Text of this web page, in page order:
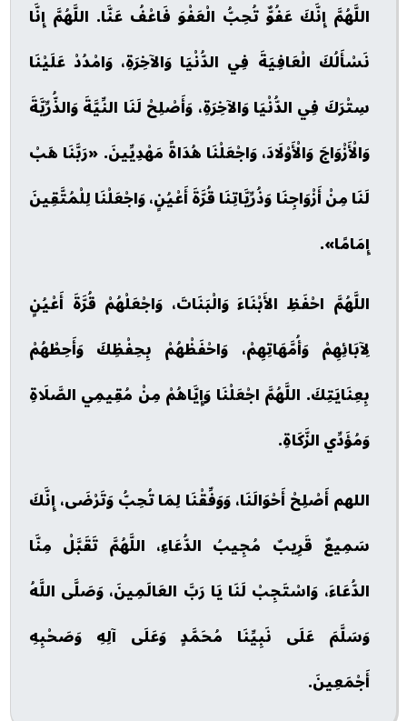
اللَّهُمَّ إِنَّكَ عَفُوٌّ تُحِبُّ الْعَفْوَ فَاعْفُ عَنَّا. اللَّهُمَّ إِنَّا
نَسْأَلُكَ الْعَافِيَةَ فِي الدُّنْيَا وَالآخِرَةِ، وَامْدُدْ عَلَيْنَا
سِتْرَكَ فِي الدُّنْيَا وَالآخِرَةِ، وَأَصْلِحْ لَنَا النِّيَّةَ وَالذُّرِّيَّةَ
وَالْأَزْوَاجَ وَالْأَوْلَادَ، وَاجْعَلْنَا هُدَاةً مَهْدِيِّينَ. «رَبَّنَا هَبْ
لَنَا مِنْ أَزْوَاجِنَا وَذُرِّيَّاتِنَا قُرَّةَ أَعْيُنٍ، وَاجْعَلْنَا لِلْمُتَّقِينَ
إِمَامًا».
اللَّهُمَّ احْفَظِ الأَبْنَاءَ وَالْبَنَاتَ، وَاجْعَلْهُمْ قُرَّةَ أَعْيُنٍ
لِآبَائِهِمْ وَأُمَّهَاتِهِمْ، وَاحْفَظْهُمْ بِحِفْظِكَ وَأَحِطْهُمْ
بِعِنَايَتِكَ. اللَّهُمَّ اجْعَلْنَا وَإِيَّاهُمْ مِنْ مُقِيمِي الصَّلَاةِ
وَمُؤَدِّي الزَّكَاةِ.
اللهم أَصْلِحْ أَحْوَالَنَا، وَوَفِّقْنَا لِمَا تُحِبُّ وَتَرْضَى، إِنَّكَ
سَمِيعٌ قَرِيبٌ مُجِيبُ الدُّعَاءِ، اللَّهُمَّ تَقَبَّلْ مِنَّا
الدُّعَاءَ، وَاسْتَجِبْ لَنَا يَا رَبَّ العَالَمِينَ، وَصَلَّى اللَّهُ
وَسَلَّمَ عَلَى نَبِيِّنَا مُحَمَّدٍ وَعَلَى آلِهِ وَصَحْبِهِ
أَجْمَعِينَ.